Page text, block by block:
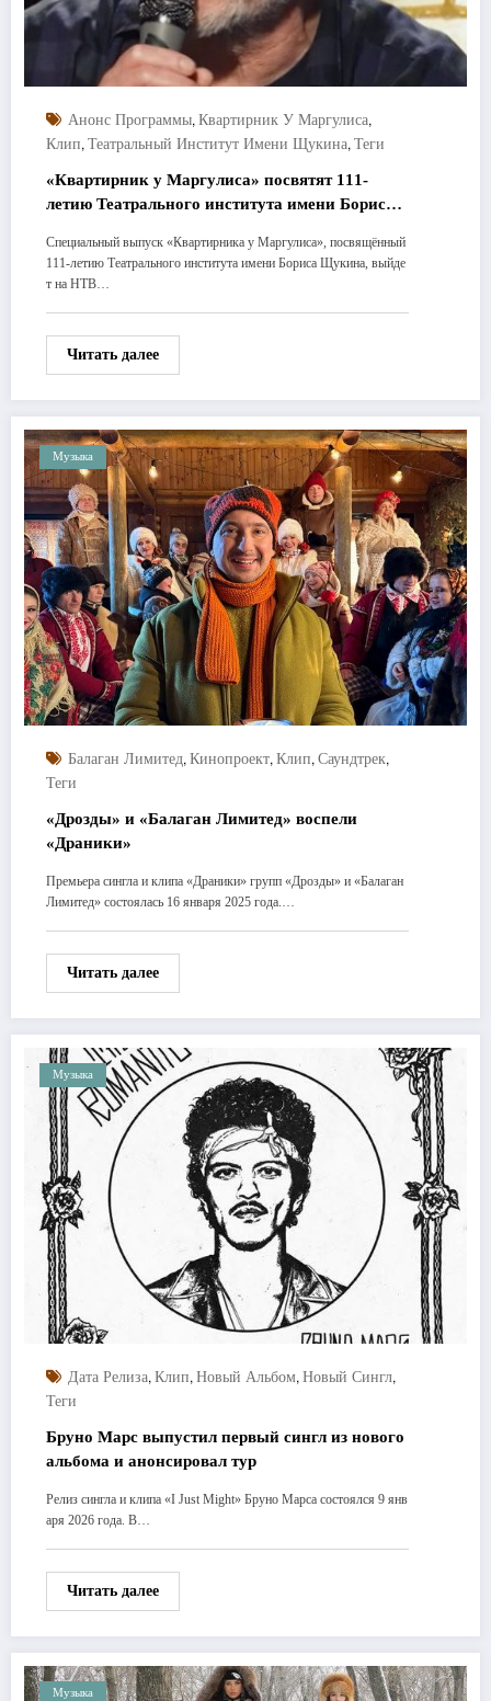
Анонс Программы, Квартирник У Маргулиса,
Клип, Театральный Институт Имени Щукина, Теги
«Квартирник у Маргулиса» посвятят 111-
летию Театрального института имени Бориса
Специальный выпуск «Квартирника у Маргулиса», посвящённый
111-летию Театрального института имени Бориса Щукина, выйде
т на НТВ…
Читать далее
Музыка
Балаган Лимитед, Кинопроект, Клип, Саундтрек,
Теги
«Дрозды» и «Балаган Лимитед» воспели
«Драники»
Премьера сингла и клипа «Драники» групп «Дрозды» и «Балаган
Лимитед» состоялась 16 января 2025 года.…
Читать далее
Музыка
Дата Релиза, Клип, Новый Альбом, Новый Сингл,
Теги
Бруно Марс выпустил первый сингл из нового
альбома и анонсировал тур
Релиз сингла и клипа «I Just Might» Бруно Марса состоялся 9 янв
аря 2026 года. В…
Читать далее
Музыка